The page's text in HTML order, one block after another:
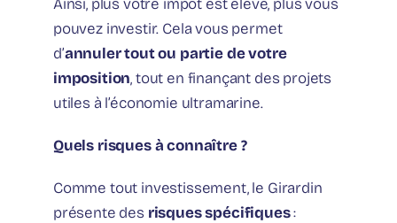
pouvez investir. Cela vous permet
d’annuler tout ou partie de votre
imposition, tout en finançant des projets
utiles à l’économie ultramarine.
Quels risques à connaître ?
Comme tout investissement, le Girardin
présente des risques spécifiques: